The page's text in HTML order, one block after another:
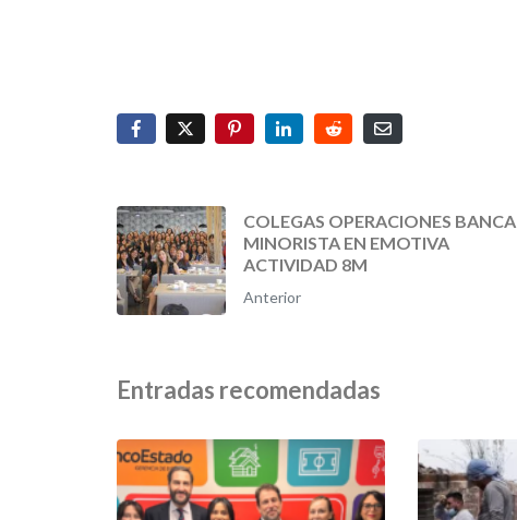
COLEGAS OPERACIONES BANCA
MINORISTA EN EMOTIVA
ACTIVIDAD 8M
Anterior
Entradas recomendadas